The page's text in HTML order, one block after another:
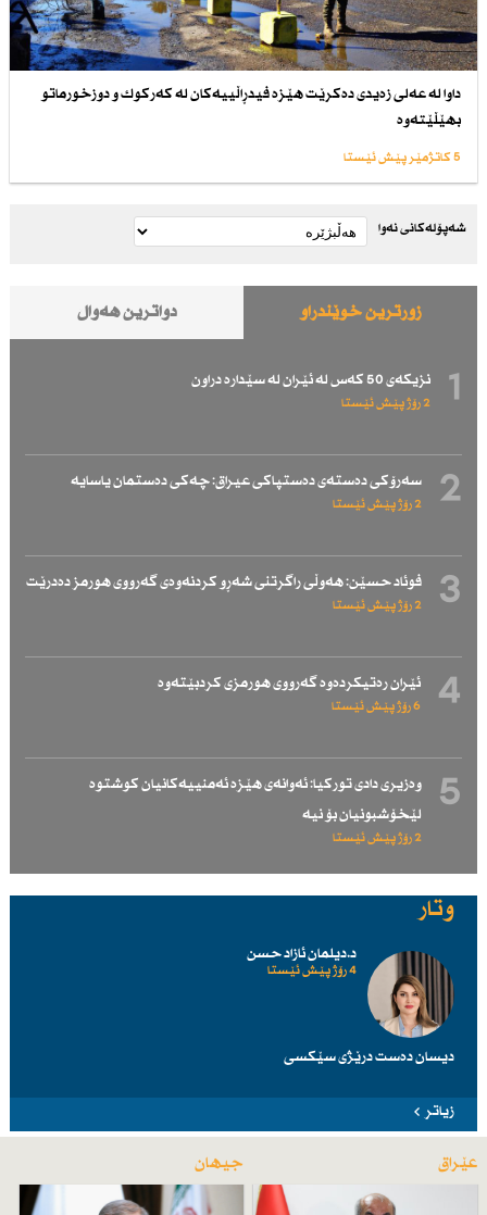
داوا لە عەلی زەیدی دەكرێت هێزە فیدڕاڵییەكان لە كەركوك و دوزخورماتو
بهێڵێتەوە
5 کاتژمێر پێش ئێستا
شەپۆلەکانی نەوا
زۆرترین خوێندراو دواترین هەواڵ
1 نزیكەی 50 كەس لە ئێران لە سێدارە دراون
2 رۆژ پێش ئێستا
2 سەرۆكی دەستەی دەستپاكی عیراق: چەكی دەستمان یاسایە
2 رۆژ پێش ئێستا
3 فوئاد حسێن: هەوڵی راگرتنی شەڕو كردنەوەی گەرووی هورمز دەدرێت
2 رۆژ پێش ئێستا
4 ئێران رەتیكردەوە گەرووی هورمزی كردبێتەوە
6 رۆژ پێش ئێستا
5
وەزیری دادی توركیا: ئەوانەی هێزە ئەمنییەكانیان كوشتوە
لێخۆشبونیان بۆ نیە
2 رۆژ پێش ئێستا
وتار
د.دیلمان ئازاد حسن
4 رۆژ پێش ئێستا
دیسان دەست درێژی سێكسی
زیاتر
عێراق جیهان